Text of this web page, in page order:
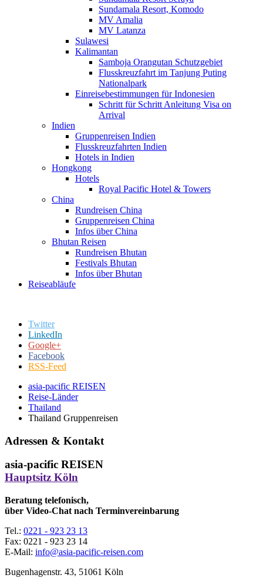
Sundamala Resort, Komodo
MV Amalia
MV Latanza
Sulawesi
Kalimantan
Samboja Orangutan Schutzgebiet
Flusskreuzfahrt im Tanjung Puting
Nationalpark
Einreisebestimmungen für Indonesien
Schritt für Schritt Anleitung Visa on
Arrival
Indien
Gruppenreisen Indien
Flusskreuzfahrten Indien
Hotels in Indien
Hongkong
Hotels
Royal Pacific Hotel & Towers
China
Rundreisen China
Gruppenreisen China
Infos über China
Bhutan Reisen
Rundreisen Bhutan
Festivals Bhutan
Infos über Bhutan
Reiseabläufe
Twitter
LinkedIn
Google+
Facebook
RSS-Feed
asia-pacific REISEN
Reise-Länder
Thailand
Thailand Gruppenreisen
Adressen & Kontakt
asia-pacific REISEN
Hauptsitz Köln
Beratung telefonisch,
über Video-Chat nach Terminvereinbarung
Tel.: 0221 - 923 23 13
Fax: 0221 - 923 23 14
E-Mail: info@asia-pacific-reisen.com
Bugenhagenstr. 43, 51061 Köln